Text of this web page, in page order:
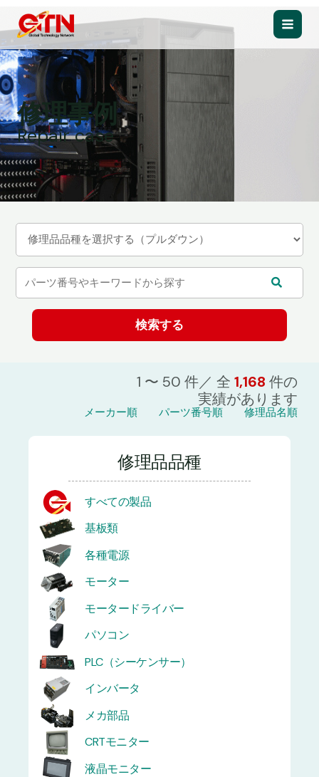
を
ス
キ
ッ
プ
Main
修理事例
Repair case
1 〜 50 件／ 全 1,168 件の
実績があります
メーカー順 パーツ番号順 修理品名順
修理品品種
すべての製品
基板類
各種電源
モーター
モータードライバー
パソコン
PLC（シーケンサー）
インバータ
メカ部品
CRTモニター
液晶モニター